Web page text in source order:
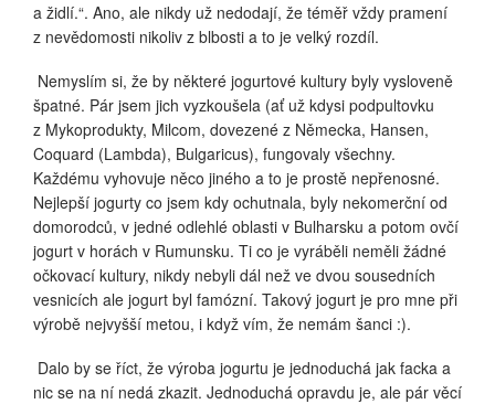
a židlí.“. Ano, ale nikdy už nedodají, že téměř vždy pramení
z nevědomosti nikoliv z blbosti a to je velký rozdíl.
Nemyslím si, že by některé jogurtové kultury byly vysloveně
špatné. Pár jsem jich vyzkoušela (ať už kdysi podpultovku
z Mykoprodukty, Milcom, dovezené z Německa, Hansen,
Coquard (Lambda), Bulgaricus), fungovaly všechny.
Každému vyhovuje něco jiného a to je prostě nepřenosné.
Nejlepší jogurty co jsem kdy ochutnala, byly nekomerční od
domorodců, v jedné odlehlé oblasti v Bulharsku a potom ovčí
jogurt v horách v Rumunsku. Ti co je vyráběli neměli žádné
očkovací kultury, nikdy nebyli dál než ve dvou sousedních
vesnicích ale jogurt byl famózní. Takový jogurt je pro mne při
výrobě nejvyšší metou, i když vím, že nemám šanci :).
Dalo by se říct, že výroba jogurtu je jednoduchá jak facka a
nic se na ní nedá zkazit. Jednoduchá opravdu je, ale pár věcí